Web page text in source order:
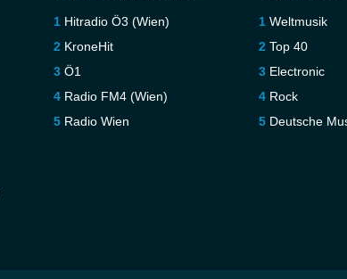
Hitradio Ö3 (Wien)
KroneHit
Ö1
Radio FM4 (Wien)
Radio Wien
Weltmusik
Top 40
Electronic
Rock
Deutsche